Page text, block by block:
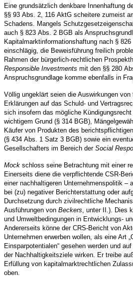
Eine grundsätzlich denkbare Innenhaftung
§§ 93 Abs. 2, 116 AktG scheitere zumeist
Schadens. Mangels
auch § 823 Abs. 2 BGB als
Kapitalmarktinformationshaftung nach § 826
einschlägig, die Beweisführung freilich
Rahmen der bürgerlich-rechtlichen
Responsible Investments mit den §§ 280
Anspruchsgrundlage komme ebenfalls in
Völlig ungeklärt seien die Auswirkungen
Erklärungen auf das Schuld- und
sich insofern das mögliche
wichtigem Grund (§ 314 BGB),
Käufer von Produkten des
(§ 434 Abs. 1 Satz 3 BGB) sowie ein
Gesellschafters im Bereich der Social
Mock schloss seine Betrachtung mit einer
Einerseits diene die verpflichtende CSR-
einer nachhaltigeren Unternehmenspolitik –
bei (zu) negativer Berichterstattung oder
Durchsetzung durch zivilrechtliche
Ausführungen von Beckers , unter II.). Dies
und Umweltbedingungen in Entwicklungs-
Andererseits könne der CRS-Bericht von
Unternehmen erwerben wollen, als eine Art
Einsparpotentialen“ gesehen werden und
der Nachhaltigkeitsziele wirken. Er treibe
Erfüllung von kapitalmarktrechtlichen
oben.